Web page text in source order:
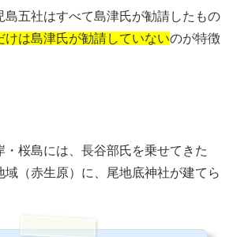
島五社はすべて島津氏が勧請したもの
けは島津氏が勧請していないのが特徴
・桜島には、長谷部氏を乗せてきた
域（赤生原）に、尾地底神社が建てら